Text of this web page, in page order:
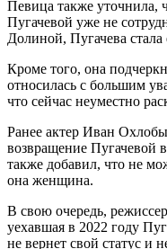
Певица также уточнила,
Пугачевой уже не
Долиной, Пугачева стала
Кроме того, она
относилась с большим
что сейчас неуместно
Ранее актер Иван
возвращение Пугачевой
также добавил, что не
она женщина.
В свою очередь,
уехавшая в 2022 году
не вернет свой статус и